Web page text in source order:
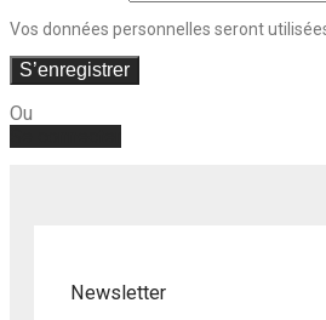
Vos données personnelles seront
S’enregistrer
Ou
Newsletter